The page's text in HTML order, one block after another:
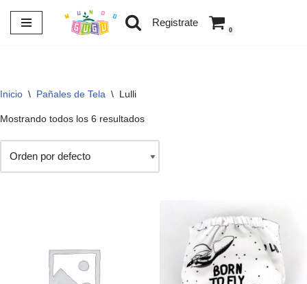
Saltar
Registrate
0
Inicio \ Pañales de Tela \ Lulli
Mostrando todos los 6 resultados